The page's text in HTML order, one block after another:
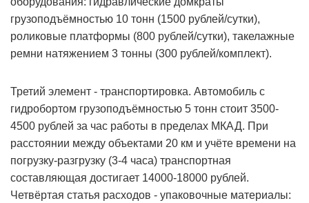
грузоподъёмностью 10 тонн (1500 рублей/сутки),
роликовые платформы (800 рублей/сутки), такелажные
ремни натяжением 3 тонны (300 рублей/комплект).
Третий элемент - транспортировка. Автомобиль с
гидробортом грузоподъёмностью 5 тонн стоит 3500-
4500 рублей за час работы в пределах МКАД. При
расстоянии между объектами 20 км и учёте времени на
погрузку-разгрузку (3-4 часа) транспортная
составляющая достигает 14000-18000 рублей.
Четвёртая статья расходов - упаковочные материалы: